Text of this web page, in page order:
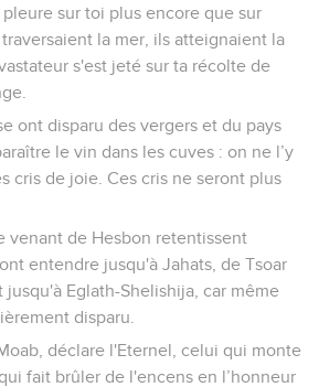
sur toi plus encore que sur
la mer, ils atteignaient la
s'est jeté sur ta récolte de
ont disparu des vergers et du pays
le vin dans les cuves : on ne l’y
cris de joie. Ces cris ne seront plus
venant de Hesbon retentissent
entendre jusqu'à Jahats, de Tsoar
jusqu'à Eglath-Shelishija, car même
disparu.
déclare l'Eternel, celui qui monte
fait brûler de l'encens en l’honneur